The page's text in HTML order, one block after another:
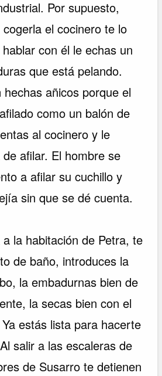
Por supuesto,
el cocinero te lo
con él le echas un
que está pelando.
añicos porque el
como un balón de
al cocinero y le
afilar. El hombre se
a afilar su cuchillo y
sin que se dé cuenta.
la habitación de Petra, te
de baño, introduces la
la embadurnas bien de
la secas bien con el
estás lista para hacerte
salir a las escaleras de
de Susarro te detienen